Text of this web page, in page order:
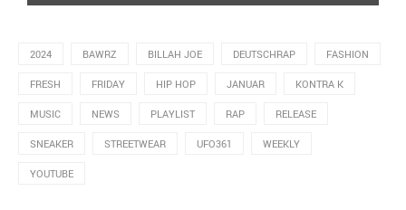
2024 BAWRZ BILLAH JOE DEUTSCHRAP FASHION
FRESH FRIDAY HIP HOP JANUAR KONTRA K
MUSIC NEWS PLAYLIST RAP RELEASE
SNEAKER STREETWEAR UFO361 WEEKLY
YOUTUBE